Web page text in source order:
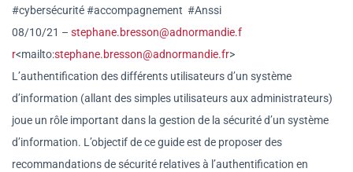
#cybersécurité #accompagnement #Anssi
08/10/21 – stephane.bresson@adnormandie.f
r<mailto:stephane.bresson@adnormandie.fr>
L’authentification des différents utilisateurs d’un système
d’information (allant des simples utilisateurs aux administrateurs)
joue un rôle important dans la gestion de la sécurité d’un système
d’information. L’objectif de ce guide est de proposer des
recommandations de sécurité relatives à l’authentification en